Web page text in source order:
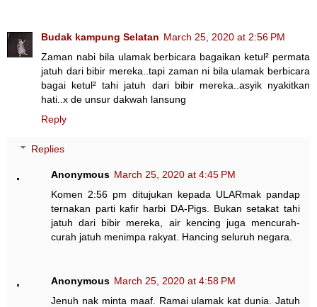
Budak kampung Selatan March 25, 2020 at 2:56 PM
Zaman nabi bila ulamak berbicara bagaikan ketul² permata
jatuh dari bibir mereka..tapi zaman ni bila ulamak berbicara
bagai ketul² tahi jatuh dari bibir mereka..asyik nyakitkan
hati..x de unsur dakwah lansung
Reply
Replies
Anonymous March 25, 2020 at 4:45 PM
Komen 2:56 pm ditujukan kepada ULARmak pandap
ternakan parti kafir harbi DA-Pigs. Bukan setakat tahi
jatuh dari bibir mereka, air kencing juga mencurah-
curah jatuh menimpa rakyat. Hancing seluruh negara.
Anonymous March 25, 2020 at 4:58 PM
Jenuh nak minta maaf. Ramai ulamak kat dunia. Jatuh